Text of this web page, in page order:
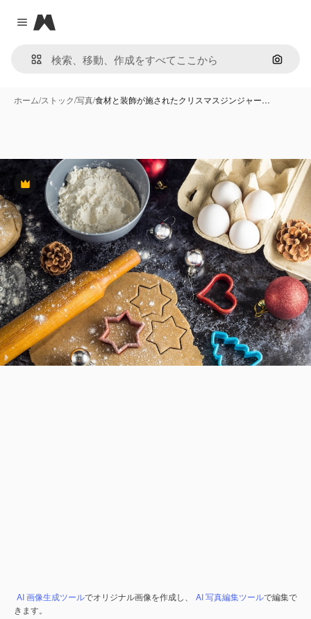
Close menu
Magnific
画像で
ホーム/ストック/写真/食材と装飾が施されたクリスマスジンジャー…
Premium
AI 画像生成ツールでオリジナル画像を作成し、 AI 写真編集ツールで編集で
きます。